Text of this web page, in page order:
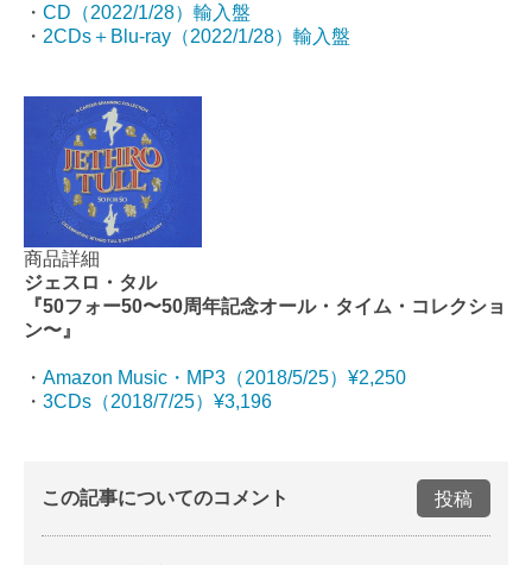
・ CD（2022/1/28）輸入盤
・ 2CDs＋Blu-ray（2022/1/28）輸入盤
商品詳細
ジェスロ・タル
『50フォー50〜50周年記念オール・タイム・コレクショ
ン〜』
・ Amazon Music・MP3（2018/5/25）¥2,250
・ 3CDs（2018/7/25）¥3,196
この記事についてのコメント 投稿